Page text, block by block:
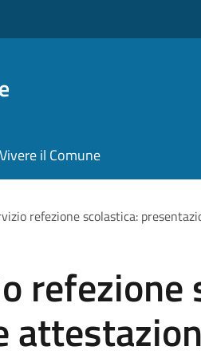
Vivere il Comune
refezione scolastica:
refezione